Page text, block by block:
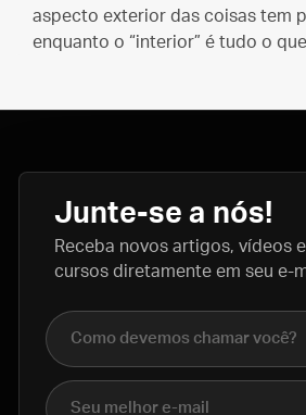
aspecto exterior das coisas tem
enquanto o “interior” é tudo o
Junte-se a nós!
Receba novos artigos, vídeos
cursos diretamente em seu e-
Nome completo
E-mail